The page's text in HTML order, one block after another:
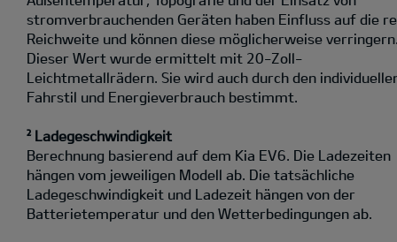
stromverbrauchenden Geräten haben Einfluss auf die
Reichweite und können diese möglicherweise
Dieser Wert wurde ermittelt mit 20-Zoll-
Leichtmetallrädern. Sie wird auch durch den
Fahrstil und Energieverbrauch bestimmt.
² Ladegeschwindigkeit
Berechnung basierend auf dem Kia EV6. Die Ladezeiten
hängen vom jeweiligen Modell ab. Die tatsächliche
Ladegeschwindigkeit und Ladezeit hängen von der
Batterietemperatur und den Wetterbedingungen ab.